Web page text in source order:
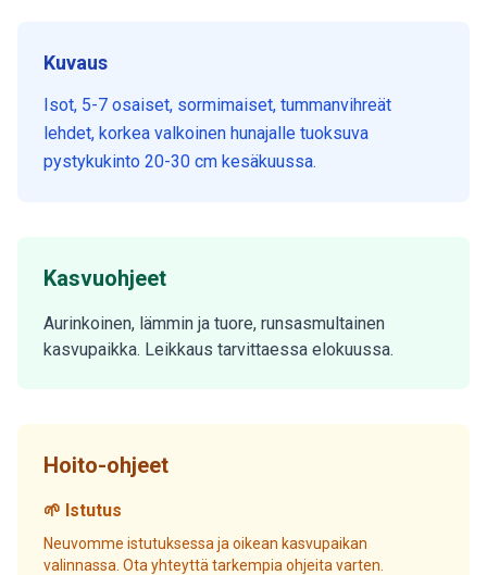
Kuvaus
Isot, 5-7 osaiset, sormimaiset, tummanvihreät
lehdet, korkea valkoinen hunajalle tuoksuva
pystykukinto 20-30 cm kesäkuussa.
Kasvuohjeet
Aurinkoinen, lämmin ja tuore, runsasmultainen
kasvupaikka. Leikkaus tarvittaessa elokuussa.
Hoito-ohjeet
🌱 Istutus
Neuvomme istutuksessa ja oikean kasvupaikan
valinnassa. Ota yhteyttä tarkempia ohjeita varten.